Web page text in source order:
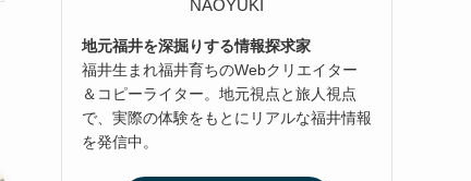
NAOYUKI
地元福井を深掘りする情報探求家
福井生まれ福井育ちのWebクリエイター
＆コピーライター。地元視点と旅人視点
で、実際の体験をもとにリアルな福井情報
を発信中。